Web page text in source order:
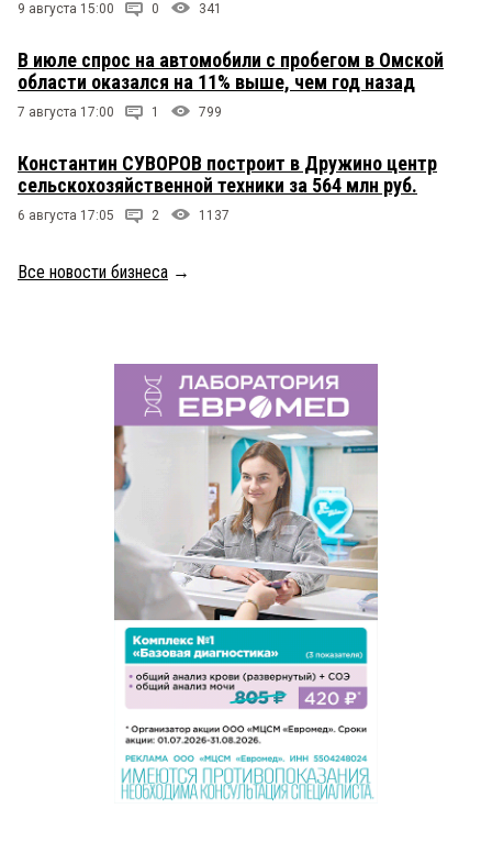
9 августа 15:00 0 341
В июле спрос на автомобили с пробегом в Омской
области оказался на 11% выше, чем год назад
7 августа 17:00 1 799
Константин СУВОРОВ построит в Дружино центр
сельскохозяйственной техники за 564 млн руб.
6 августа 17:05 2 1137
Все новости бизнеса →